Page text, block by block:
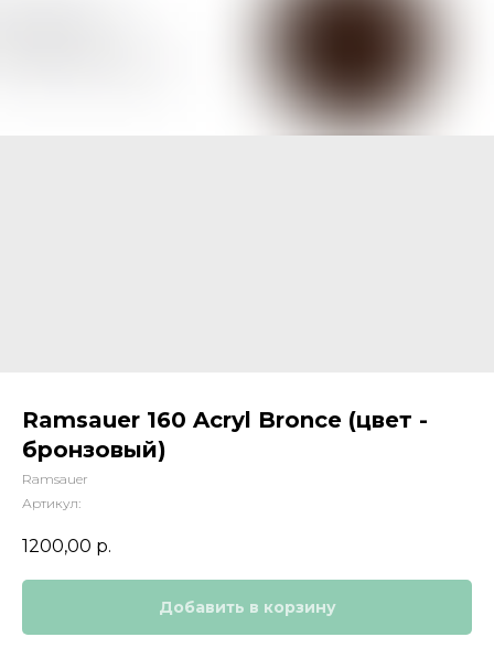
Ramsauer 160 Acryl Bronce (цвет -
бронзовый)
Ramsauer
Артикул:
1200,00 р.
Добавить в корзину